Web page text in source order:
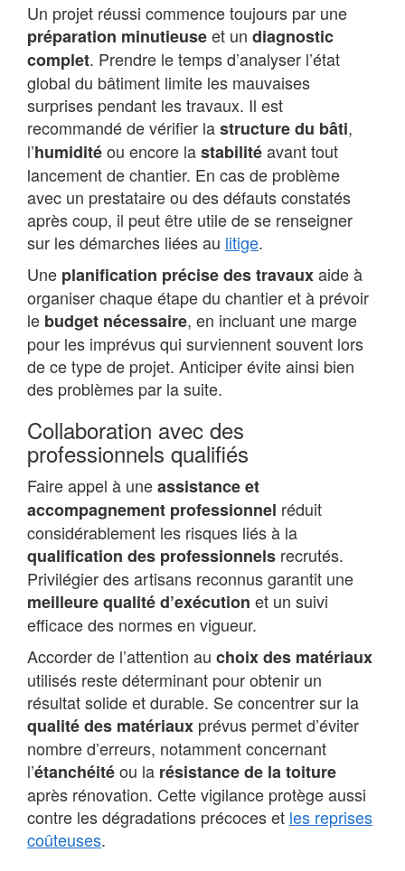
Un projet réussi commence toujours par une
préparation minutieuseet un diagnostic
complet. Prendre le temps d’analyser l’état
global du bâtiment limite les mauvaises
surprises pendant les travaux. Il est
recommandé de vérifier lastructure du bâti,
l’humiditéou encore lastabilitéavant tout
lancement de chantier. En cas de problème
avec un prestataire ou des défauts constatés
après coup, il peut être utile de se renseigner
sur les démarches liées au litige.
Une planification précise des travauxaide à
organiser chaque étape du chantier et à prévoir
le budget nécessaire, en incluant une marge
pour les imprévus qui surviennent souvent lors
de ce type de projet. Anticiper évite ainsi bien
des problèmes par la suite.
Collaboration avec des
professionnels qualifiés
Faire appel à uneassistance et
accompagnement professionnel réduit
considérablement les risques liés à la
qualification des professionnels recrutés.
Privilégier des artisans reconnus garantit une
meilleure qualité d’exécution et un suivi
efficace des normes en vigueur.
Accorder de l’attention au choix des matériaux
utilisés reste déterminant pour obtenir un
résultat solide et durable. Se concentrer sur la
qualité des matériaux prévus permet d’éviter
nombre d’erreurs, notamment concernant
l’étanchéitéou la résistance de la toiture
après rénovation. Cette vigilance protège aussi
contre les dégradations précoces et les reprises
coûteuses.